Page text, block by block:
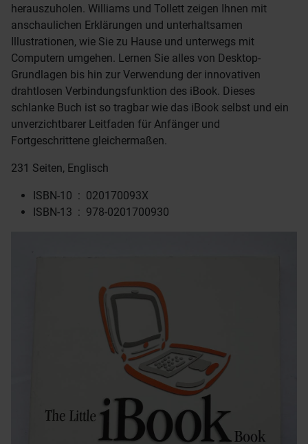
herauszuholen. Williams und Tollett zeigen Ihnen mit
anschaulichen Erklärungen und unterhaltsamen
Illustrationen, wie Sie zu Hause und unterwegs mit
Computern umgehen. Lernen Sie alles von Desktop-
Grundlagen bis hin zur Verwendung der innovativen
drahtlosen Verbindungsfunktion des iBook. Dieses
schlanke Buch ist so tragbar wie das iBook selbst und ein
unverzichtbarer Leitfaden für Anfänger und
Fortgeschrittene gleichermaßen.
231 Seiten, Englisch
ISBN-10 ‏ : ‎ 020170093X
ISBN-13 ‏ : ‎ 978-0201700930